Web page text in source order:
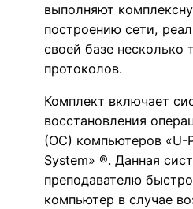
выполняют
построению сети,
своей базе несколько
протоколов.
Комплект включает
восстановления
(ОС) компьютеров «U-
System» ®. Данная
преподавателю
компьютер в случае